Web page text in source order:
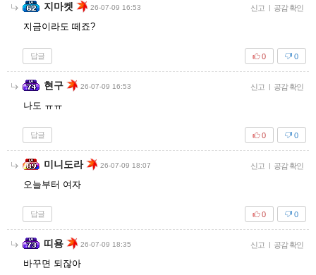
지마켓 26-07-09 16:53 신고 | 공감 확인
지금이라도 떼죠?
답글 0
0
현구 26-07-09 16:53 신고 | 공감 확인
나도 ㅠㅠ
답글 0
0
미니도라 26-07-09 18:07 신고 | 공감 확인
오늘부터 여자
답글 0
0
띠용 26-07-09 18:35 신고 | 공감 확인
바꾸면 되잖아